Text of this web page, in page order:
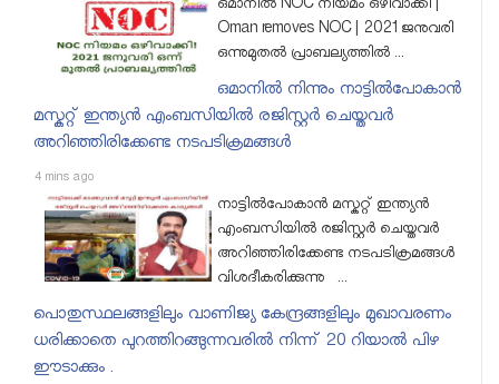
ഒമാനില്‍ NOC നിയമം ഒഴിവാക്കി |
Oman removes NOC | 2021 ജനുവരി
ഒന്നുമുതല്‍ പ്രാബല്യത്തില്‍ ...
ഒമാനില്‍ നിന്നും നാട്ടിൽപോകാൻ
മസ്കറ്റ് ഇന്ത്യൻ എംബസിയിൽ രജിസ്റ്റർ ചെയ്തവർ
അറിഞ്ഞിരിക്കേണ്ട നടപടിക്രമങ്ങൾ
4 mins ago
നാട്ടിൽപോകാൻ മസ്കറ്റ് ഇന്ത്യൻ
എംബസിയിൽ രജിസ്റ്റർ ചെയ്തവർ
അറിഞ്ഞിരിക്കേണ്ട നടപടിക്രമങ്ങൾ
വിശദീകരിക്കുന്നു ...
പൊതുസ്ഥലങ്ങളിലും വാണിജ്യ കേന്ദ്രങ്ങളിലും മുഖാവരണം
ധരിക്കാതെ പുറത്തിറങ്ങുന്നവരിൽ നിന്ന് 20 റിയാൽ പിഴ
ഈടാക്കും .